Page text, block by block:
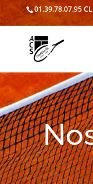
01.39.78.07.95